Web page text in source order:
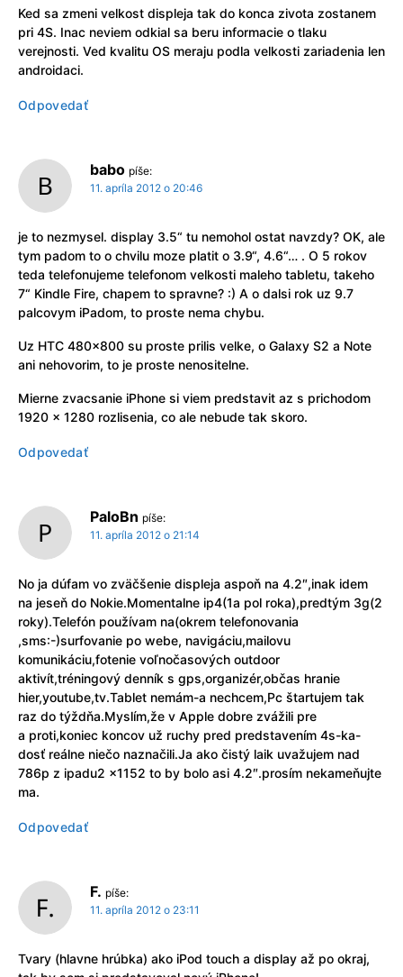
Ked sa zmeni velkost displeja tak do konca zivota zostanem
pri 4S. Inac neviem odkial sa beru informacie o tlaku
verejnosti. Ved kvalitu OS meraju podla velkosti zariadenia len
androidaci.
Odpovedať
babo píše:
11. apríla 2012 o 20:46
je to nezmysel. display 3.5“ tu nemohol ostat navzdy? OK, ale
tym padom to o chvilu moze platit o 3.9“, 4.6“… . O 5 rokov
teda telefonujeme telefonom velkosti maleho tabletu, takeho
7“ Kindle Fire, chapem to spravne? :) A o dalsi rok uz 9.7
palcovym iPadom, to proste nema chybu.
Uz HTC 480×800 su proste prilis velke, o Galaxy S2 a Note
ani nehovorim, to je proste nenositelne.
Mierne zvacsanie iPhone si viem predstavit az s prichodom
1920 x 1280 rozlisenia, co ale nebude tak skoro.
Odpovedať
PaloBn píše:
11. apríla 2012 o 21:14
No ja dúfam vo zväčšenie displeja aspoň na 4.2″,inak idem
na jeseň do Nokie.Momentalne ip4(1a pol roka),predtým 3g(2
roky).Telefón používam na(okrem telefonovania
,sms:-)surfovanie po webe, navigáciu,mailovu
komunikáciu,fotenie voľnočasových outdoor
aktivít,tréningový denník s gps,organizér,občas hranie
hier,youtube,tv.Tablet nemám-a nechcem,Pc štartujem tak
raz do týždňa.Myslím,že v Apple dobre zvážili pre
a proti,koniec koncov už ruchy pred predstavením 4s-ka-
dosť reálne niečo naznačili.Ja ako čistý laik uvažujem nad
786p z ipadu2 x1152 to by bolo asi 4.2″.prosím nekameňujte
ma.
Odpovedať
F. píše:
11. apríla 2012 o 23:11
Tvary (hlavne hrúbka) ako iPod touch a display až po okraj,